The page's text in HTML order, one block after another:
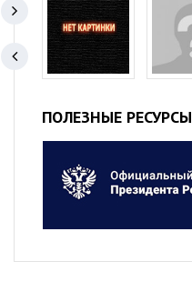
ПОЛЕЗНЫЕ РЕСУРСЫ